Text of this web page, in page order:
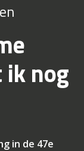
nog
in de 47e